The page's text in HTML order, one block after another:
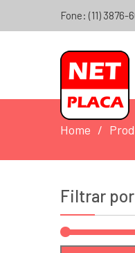
Fone: (11) 3876-
Home
Filtrar